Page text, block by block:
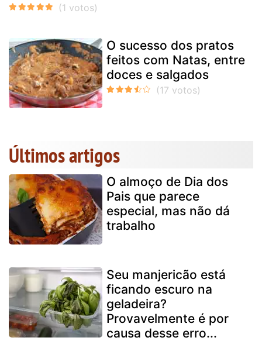
O sucesso dos pratos
feitos com Natas, entre
doces e salgados
Últimos artigos
O almoço de Dia dos
Pais que parece
especial, mas não dá
trabalho
Seu manjericão está
ficando escuro na
geladeira?
Provavelmente é por
causa desse erro...